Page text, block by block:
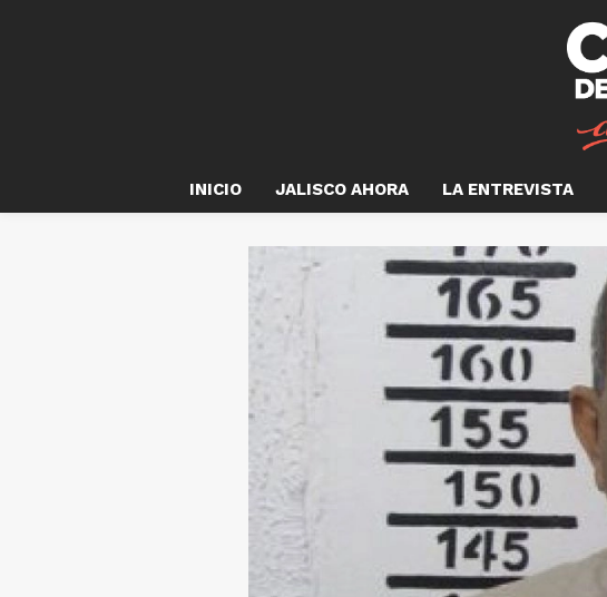
INICIO JALISCO AHORA LA ENTREVISTA